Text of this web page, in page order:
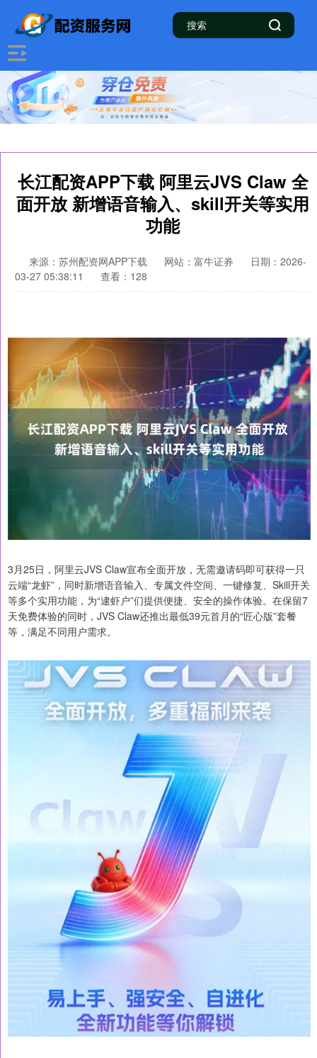
长江配资APP下载 阿里云JVS Claw 全
面开放 新增语音输入、skill开关等实用
功能
来源：苏州配资网APP下载 网站：富牛证券
日期：2026-
03-27 05:38:11
查看：128
3月25日，阿里云JVS Claw宣布全面开放，无需邀请码即可获得一只
云端“龙虾”，同时新增语音输入、专属文件空间、一键修复、Skill开关
等多个实用功能，为“逮虾户”们提供便捷、安全的操作体验。在保留7
天免费体验的同时，JVS Claw还推出最低39元首月的“匠心版”套餐
等，满足不同用户需求。